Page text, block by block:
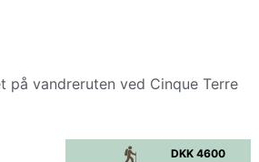
DKK 4600